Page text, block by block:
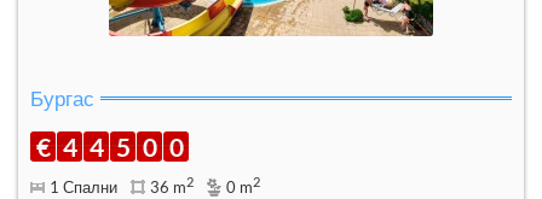
Бургас
€ 4 4 5 0 0
1 Спални 36 m2 0 m2